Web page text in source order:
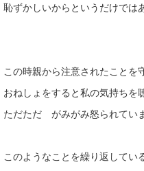
恥ずかしいからというだけでは
この時親から注意されたことを
おねしょをすると私の気持ちを
ただただ がみがみ怒られていま
このようなことを繰り返してい